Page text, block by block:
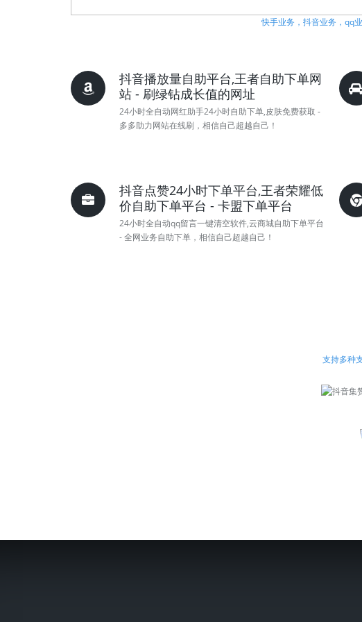
快手业务，抖音业务，qq
抖音播放量自助平台,王者自助下单网
站 - 刷绿钻成长值的网址
24小时全自动网红助手24小时自助下单,皮肤免费获取 -
多多助力网站在线刷，相信自己超越自己！
抖音点赞24小时下单平台,王者荣耀低
价自助下单平台 - 卡盟下单平台
24小时全自动qq留言一键清空软件,云商城自助下单平台
- 全网业务自助下单，相信自己超越自己！
支持多种